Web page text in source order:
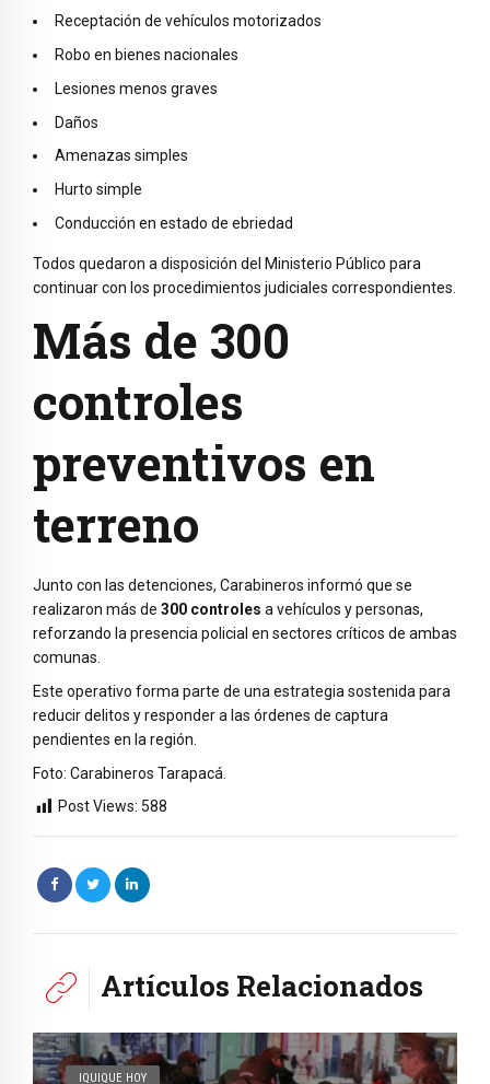
Receptación de vehículos motorizados
Robo en bienes nacionales
Lesiones menos graves
Daños
Amenazas simples
Hurto simple
Conducción en estado de ebriedad
Todos quedaron a disposición del Ministerio Público para
continuar con los procedimientos judiciales correspondientes.
Más de 300
controles
preventivos en
terreno
Junto con las detenciones, Carabineros informó que se
realizaron más de 300 controles a vehículos y personas,
reforzando la presencia policial en sectores críticos de ambas
comunas.
Este operativo forma parte de una estrategia sostenida para
reducir delitos y responder a las órdenes de captura
pendientes en la región.
Foto: Carabineros Tarapacá.
Post Views: 588
Artículos Relacionados
IQUIQUE HOY